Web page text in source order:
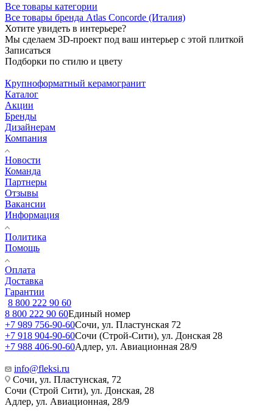
Все товары категории
Все товары бренда Atlas Concorde (Италия)
Хотите увидеть в интерьере?
Мы сделаем 3D-проект под ваш интерьер с этой плиткой
Записаться
Подборки по стилю и цвету
Крупноформатный керамогранит
Каталог
Акции
Бренды
Дизайнерам
Компания
Новости
Команда
Партнеры
Отзывы
Вакансии
Информация
Политика
Помощь
Оплата
Доставка
Гарантии
8 800 222 90 60
8 800 222 90 60Единый номер
+7 989 756-90-60Сочи, ул. Пластунская 72
+7 918 904-90-60Сочи (Строй-Сити), ул. Донская 28
+7 988 406-90-60Адлер, ул. Авиационная 28/9
info@fleksi.ru
Сочи, ул. Пластунская, 72
Сочи (Строй Сити), ул. Донская, 28
Адлер, ул. Авиационная, 28/9